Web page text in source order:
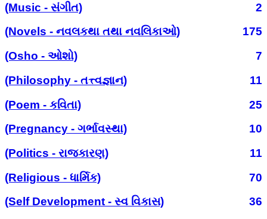
(Music - સંગીત)
2
(Novels - નવલકથા તથા નવલિકાઓ)
175
(Osho - ઓશો)
7
(Philosophy - તત્ત્વજ્ઞાન)
11
(Poem - કવિતા)
25
(Pregnancy - ગર્ભાવસ્થા)
10
(Politics - રાજકારણ)
11
(Religious - ધાર્મિક)
70
(Self Development - સ્વ વિકાસ)
36